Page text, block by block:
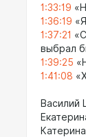
1:33:19
1:36:19
1:37:21
выбрал
1:39:25
1:41:08
Василий